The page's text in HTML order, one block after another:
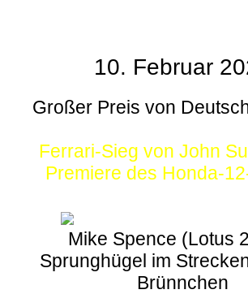
10. Februar
Großer Preis von
Ferrari-Sieg von John
Premiere des Honda-
Mike Spence (Lotus
Sprunghügel im
Brünnchen